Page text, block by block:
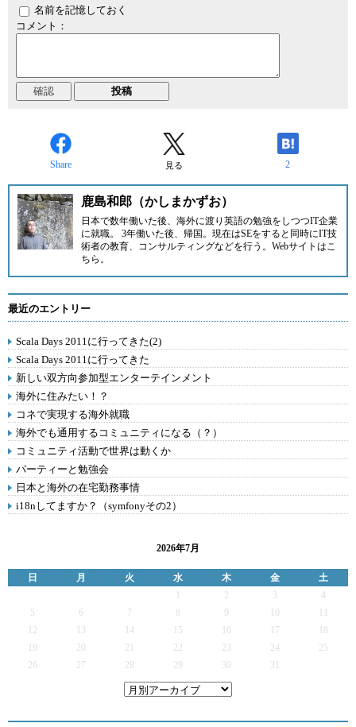
名前を記憶しておく
コメント：
Share 見る 2
鹿島和郎（かしまかずお）
日本で数年働いた後、海外に渡り英語の勉強をしつつIT企業
に就職。 3年働いた後、帰国。現在はSEをすると同時にIT技
術者の教育、コンサルティングなどを行う。Webサイトはこ
ちら 。
最近のエントリー
Scala Days 2011に行ってきた(2)
Scala Days 2011に行ってきた
新しい双方向参加型エンターテインメント
海外に住みたい！？
コネで実現する海外就職
海外でも通用するコミュニティになる（？）
コミュニティ活動で世界は動くか
パーティーと勉強会
日本と海外の在宅勤務事情
i18nしてますか？（symfonyその2）
2026年7月
日 月 火 水 木 金
土
2 3
4
5
6 7 9
12
13 14 15 16 17
19
20 21 22 23 24
25
26
27 28 29 30 31